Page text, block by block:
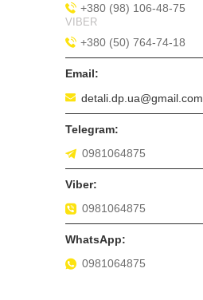
+380 (98) 106-48-75
VIBER
+380 (50) 764-74-18
detali.dp.ua@gmail.com
0981064875
0981064875
0981064875